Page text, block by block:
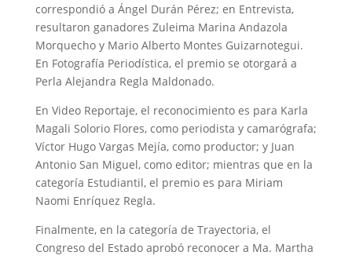
correspondió a Ángel Durán Pérez; en Entrevista,
resultaron ganadores Zuleima Marina Andazola
Morquecho y Mario Alberto Montes Guizarnotegui.
En Fotografía Periodística, el premio se otorgará a
Perla Alejandra Regla Maldonado.
En Video Reportaje, el reconocimiento es para Karla
Magali Solorio Flores, como periodista y camarógrafa;
Víctor Hugo Vargas Mejía, como productor; y Juan
Antonio San Miguel, como editor; mientras que en la
categoría Estudiantil, el premio es para Miriam
Naomi Enríquez Regla.
Finalmente, en la categoría de Trayectoria, el
Congreso del Estado aprobó reconocer a Ma. Martha